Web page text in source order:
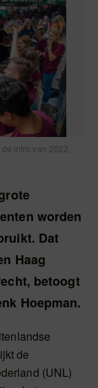
intro van 2022.
worden
Dat
Haag
betoogt
Hoepman.
de
(UNL)